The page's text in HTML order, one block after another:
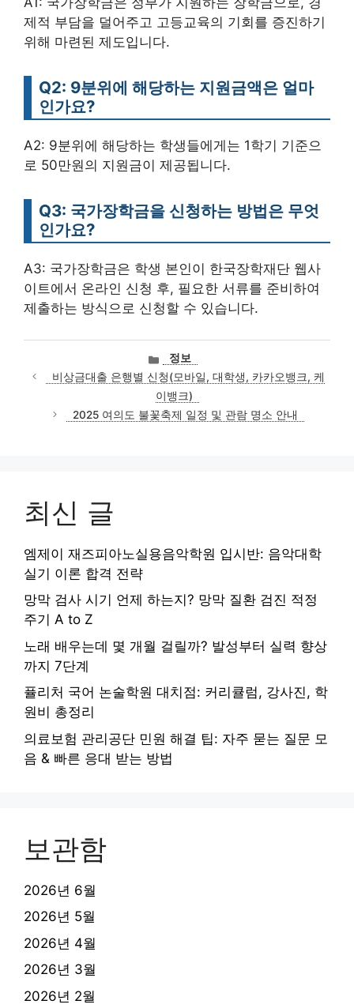
제적 부담을 덜어주고 고등교육의 기회를 증진하기
위해 마련된 제도입니다.
Q2: 9분위에 해당하는 지원금액은 얼마
인가요?
A2: 9분위에 해당하는 학생들에게는 1학기 기준으
로 50만원의 지원금이 제공됩니다.
Q3: 국가장학금을 신청하는 방법은 무엇
인가요?
A3: 국가장학금은 학생 본인이 한국장학재단 웹사
이트에서 온라인 신청 후, 필요한 서류를 준비하여
제출하는 방식으로 신청할 수 있습니다.
카
테
고
리
정보
비상금대출 은행별 신청(모바일, 대학생, 카카오뱅크, 케
이뱅크)
2025 여의도 불꽃축제 일정 및 관람 명소 안내
최신 글
엠제이 재즈피아노실용음악학원 입시반: 음악대학
실기 이론 합격 전략
망막 검사 시기 언제 하는지? 망막 질환 검진 적정
주기 A to Z
노래 배우는데 몇 개월 걸릴까? 발성부터 실력 향상
까지 7단계
퓰리처 국어 논술학원 대치점: 커리큘럼, 강사진, 학
원비 총정리
의료보험 관리공단 민원 해결 팁: 자주 묻는 질문 모
음 & 빠른 응대 받는 방법
보관함
2026년 6월
2026년 5월
2026년 4월
2026년 3월
2026년 2월